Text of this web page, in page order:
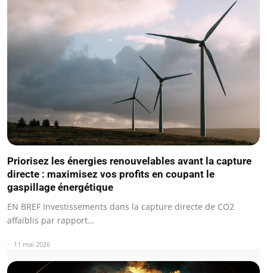
Priorisez les énergies renouvelables avant la capture
directe : maximisez vos profits en coupant le
gaspillage énergétique
EN BREF Investissements dans la capture directe de CO2
affaiblis par rapport…
11 mai 2026